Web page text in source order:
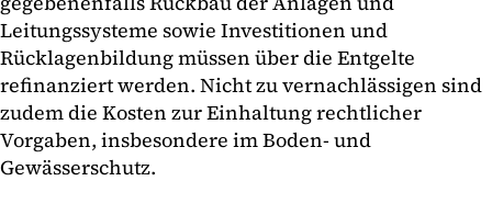
Leitungssysteme sowie Investitionen und
Rücklagenbildung müssen über die Entgelte
refinanziert werden. Nicht zu vernachlässigen sind
zudem die Kosten zur Einhaltung rechtlicher
Vorgaben, insbesondere im Boden- und
Gewässerschutz.